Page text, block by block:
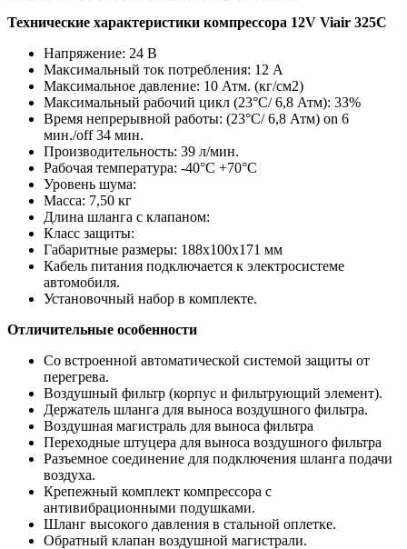
Технические характеристики компрессора 12V Viair 325C
Напряжение: 24 В
Максимальный ток потребления: 12 А
Максимальное давление: 10 Атм. (кг/см2)
Максимальный рабочий цикл (23°C/ 6,8 Атм): 33%
Время непрерывной работы: (23°C/ 6,8 Атм) on 6
мин./off 34 мин.
Производительность: 39 л/мин.
Рабочая температура: -40°С +70°С
Уровень шума:
Масса: 7,50 кг
Длина шланга с клапаном:
Класс защиты:
Габаритные размеры: 188x100x171 мм
Кабель питания подключается к электросистеме
автомобиля.
Установочный набор в комплекте.
Отличительные особенности
Со встроенной автоматической системой защиты от
перегрева.
Воздушный фильтр (корпус и фильтрующий элемент).
Держатель шланга для выноса воздушного фильтра.
Воздушная магистраль для выноса фильтра
Переходные штуцера для выноса воздушного фильтра
Разъемное соединение для подключения шланга подачи
воздуха.
Крепежный комплект компрессора с
антивибрационными подушками.
Шланг высокого давления в стальной оплетке.
Обратный клапан воздушной магистрали.